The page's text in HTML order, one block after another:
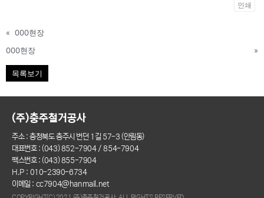
인쇄
« 000현장
000현장
»
목록보기
(주)충주철거공사
주소 : 충청북도 충주시 번던 1길 57-3 (안림동)
대표번호 : (043) 852-7904 / 854-7904
팩스번호 : (043) 855-7904
H.P : 010-2390-6734
이메일 : cc7904@hanmail.net